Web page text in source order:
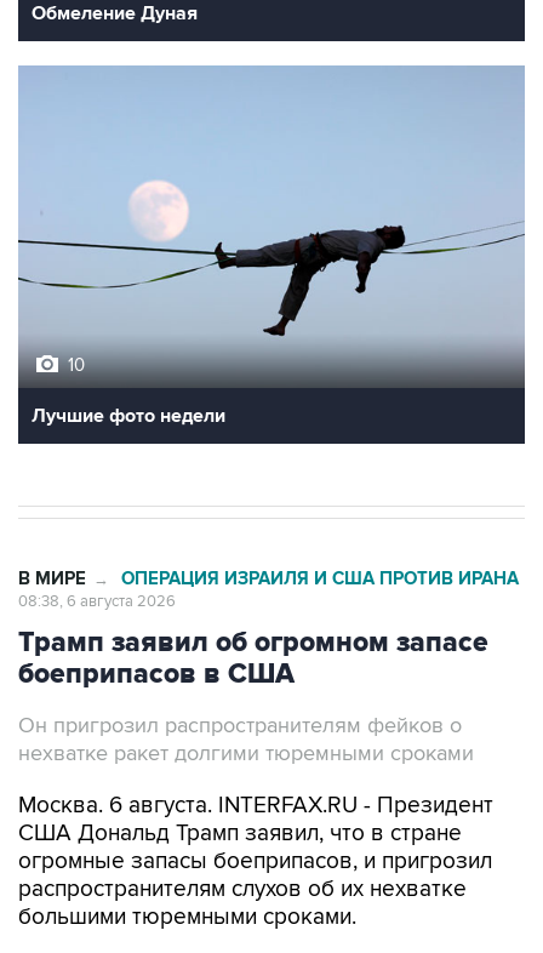
Обмеление Дуная
10
Лучшие фото недели
В МИРЕ → ОПЕРАЦИЯ ИЗРАИЛЯ И США ПРОТИВ ИРАНА
08:38, 6 августа 2026
Трамп заявил об огромном запасе
боеприпасов в США
Он пригрозил распространителям фейков о
нехватке ракет долгими тюремными сроками
Москва. 6 августа. INTERFAX.RU - Президент
США Дональд Трамп заявил, что в стране
огромные запасы боеприпасов, и пригрозил
распространителям слухов об их нехватке
большими тюремными сроками.